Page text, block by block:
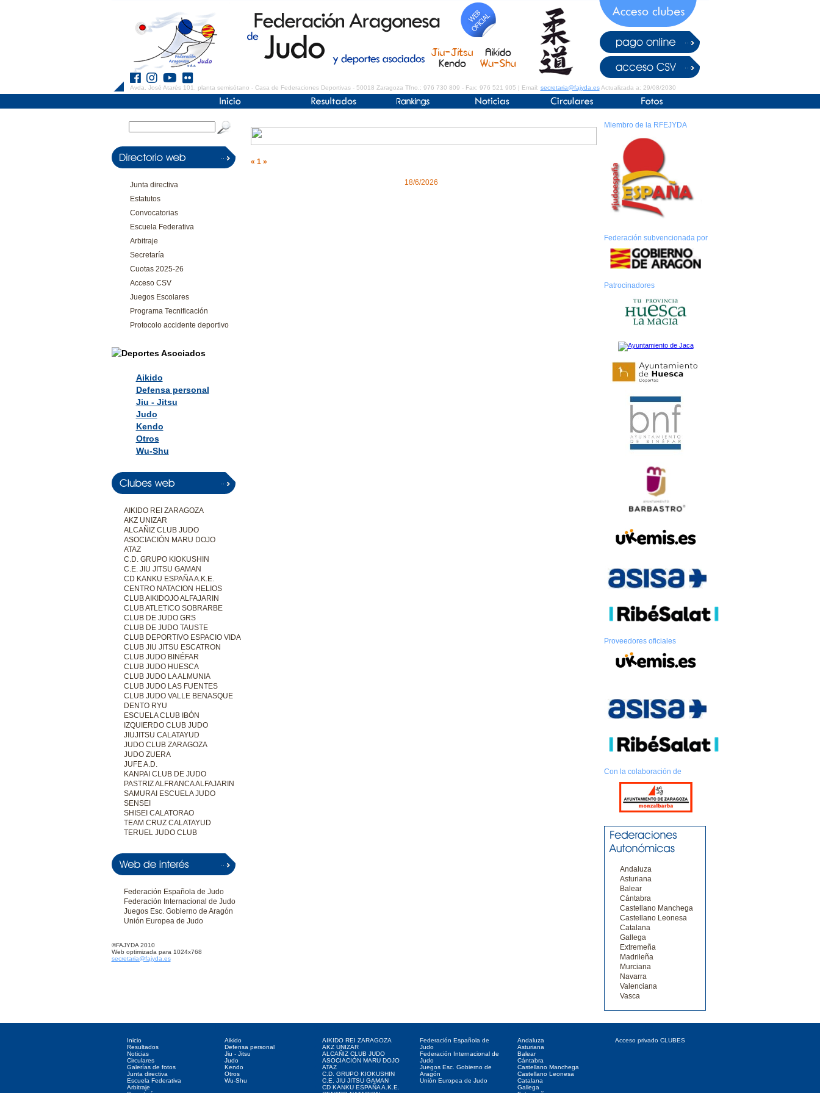
Avda. José Atarés 101. planta semisótano - Casa de Federaciones Deportivas - 50018 Zaragoza Tfno.: 976 730 809 - Fax: 976 521 905 | Email: secretaria@fajyda.esActualizada a: 29/08/2030
Junta directiva
Estatutos
Convocatorias
Escuela Federativa
Arbitraje
Secretaría
Cuotas 2025-26
Acceso CSV
Juegos Escolares
Programa Tecnificación
Protocolo accidente deportivo
Aikido
Defensa personal
Jiu - Jitsu
Judo
Kendo
Otros
Wu-Shu
AIKIDO REI ZARAGOZA
AKZ UNIZAR
ALCAÑIZ CLUB JUDO
ASOCIACIÓN MARU DOJO
ATAZ
C.D. GRUPO KIOKUSHIN
C.E. JIU JITSU GAMAN
CD KANKU ESPAÑA A.K.E.
CENTRO NATACION HELIOS
CLUB AIKIDOJO ALFAJARIN
CLUB ATLETICO SOBRARBE
CLUB DE JUDO GRS
CLUB DE JUDO TAUSTE
CLUB DEPORTIVO ESPACIO VIDA
CLUB JIU JITSU ESCATRON
CLUB JUDO BINÉFAR
CLUB JUDO HUESCA
CLUB JUDO LA ALMUNIA
CLUB JUDO LAS FUENTES
CLUB JUDO VALLE BENASQUE
DENTO RYU
ESCUELA CLUB IBÓN
IZQUIERDO CLUB JUDO
JIUJITSU CALATAYUD
JUDO CLUB ZARAGOZA
JUDO ZUERA
JUFE A.D.
KANPAI CLUB DE JUDO
PASTRIZ ALFRANCA ALFAJARIN
SAMURAI ESCUELA JUDO
SENSEI
SHISEI CALATORAO
TEAM CRUZ CALATAYUD
TERUEL JUDO CLUB
Federación Española de Judo
Federación Internacional de Judo
Juegos Esc. Gobierno de Aragón
Unión Europea de Judo
©FAJYDA 2010
Web optimizada para 1024x768
secretaria@fajyda.es
« 1 »
18/6/2026
Miembro de la RFEJYDA
Federación subvencionada por
Patrocinadores
Proveedores oficiales
Con la colaboración de
Andaluza
Asturiana
Balear
Cántabra
Castellano Manchega
Castellano Leonesa
Catalana
Gallega
Extremeña
Madrileña
Murciana
Navarra
Valenciana
Vasca
Inicio
Resultados
Noticias
Circulares
Galerías de fotos
Junta directiva
Escuela Federativa
Arbitraje
Aikido
Defensa personal
Jiu - Jitsu
Judo
Kendo
Otros
Wu-Shu
AIKIDO REI ZARAGOZA
AKZ UNIZAR
ALCAÑIZ CLUB JUDO
ASOCIACIÓN MARU DOJO
ATAZ
C.D. GRUPO KIOKUSHIN
C.E. JIU JITSU GAMAN
CD KANKU ESPAÑA A.K.E.
Federación Española de
Judo
Federación Internacional de
Judo
Juegos Esc. Gobierno de
Aragón
Unión Europea de Judo
Andaluza
Asturiana
Balear
Cántabra
Castellano Manchega
Castellano Leonesa
Catalana
Gallega
Acceso privado CLUBES